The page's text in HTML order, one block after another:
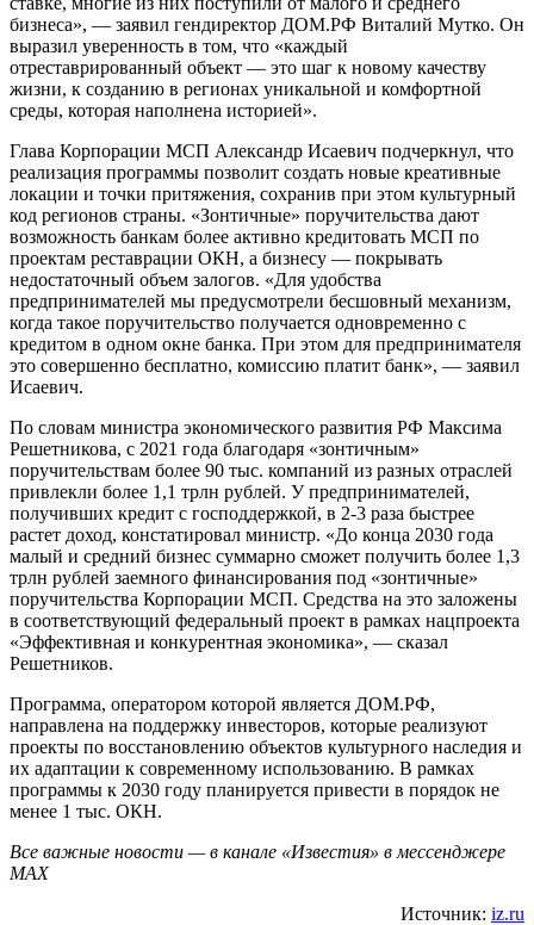
бизнеса», — заявил гендиректор ДОМ.РФ Виталий Мутко. Он
выразил уверенность в том, что «каждый
отреставрированный объект — это шаг к новому качеству
жизни, к созданию в регионах уникальной и комфортной
среды, которая наполнена историей».
Глава Корпорации МСП Александр Исаевич подчеркнул, что
реализация программы позволит создать новые креативные
локации и точки притяжения, сохранив при этом культурный
код регионов страны. «Зонтичные» поручительства дают
возможность банкам более активно кредитовать МСП по
проектам реставрации ОКН, а бизнесу — покрывать
недостаточный объем залогов. «Для удобства
предпринимателей мы предусмотрели бесшовный механизм,
когда такое поручительство получается одновременно с
кредитом в одном окне банка. При этом для предпринимателя
это совершенно бесплатно, комиссию платит банк», — заявил
Исаевич.
По словам министра экономического развития РФ Максима
Решетникова, с 2021 года благодаря «зонтичным»
поручительствам более 90 тыс. компаний из разных отраслей
привлекли более 1,1 трлн рублей. У предпринимателей,
получивших кредит с господдержкой, в 2-3 раза быстрее
растет доход, констатировал министр. «До конца 2030 года
малый и средний бизнес суммарно сможет получить более 1,3
трлн рублей заемного финансирования под «зонтичные»
поручительства Корпорации МСП. Средства на это заложены
в соответствующий федеральный проект в рамках нацпроекта
«Эффективная и конкурентная экономика», — сказал
Решетников.
Программа, оператором которой является ДОМ.РФ,
направлена на поддержку инвесторов, которые реализуют
проекты по восстановлению объектов культурного наследия и
их адаптации к современному использованию. В рамках
программы к 2030 году планируется привести в порядок не
менее 1 тыс. ОКН.
Все важные новости — в канале «Известия» в мессенджере
МАХ
Источник: iz.ru